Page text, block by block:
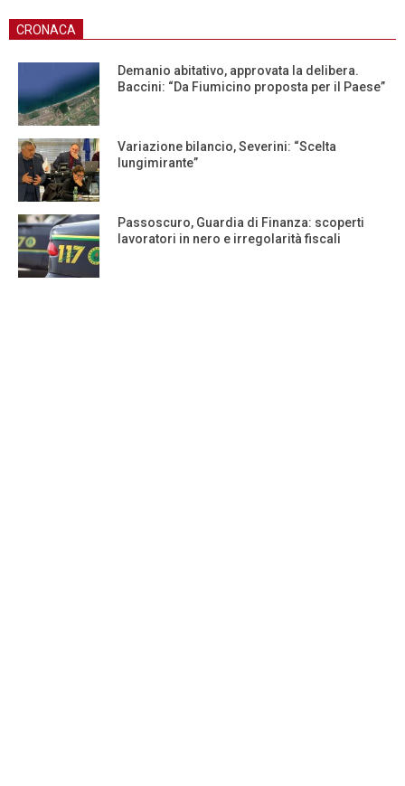
CRONACA
Demanio abitativo, approvata la delibera.
Baccini: “Da Fiumicino proposta per il Paese”
Variazione bilancio, Severini: “Scelta
lungimirante”
Passoscuro, Guardia di Finanza: scoperti
lavoratori in nero e irregolarità fiscali